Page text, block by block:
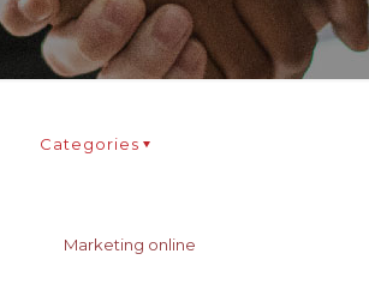
Categories
Marketing online